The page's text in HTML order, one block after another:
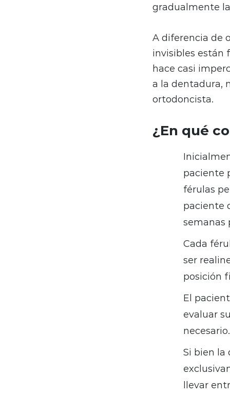
gradualmente
A diferencia de
invisibles están
hace casi
a la dentadura,
ortodoncista.
¿En qué
paciente
férulas
paciente
semanas
Cada
ser
posición
El
evaluar
necesario.
Si bien la
llevar